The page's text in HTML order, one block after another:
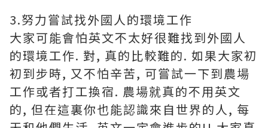
3.努力嘗試找外國人的環境工作
大家可能會怕英文不太好很難找到外國人
的環境工作. 對, 真的比較難的. 如果大家初
初到步時, 又不怕辛苦, 可嘗試一下到農場
工作或者打工換宿. 農場就真的不用英文
的, 但在這裏你也能認識來自世界的人, 每